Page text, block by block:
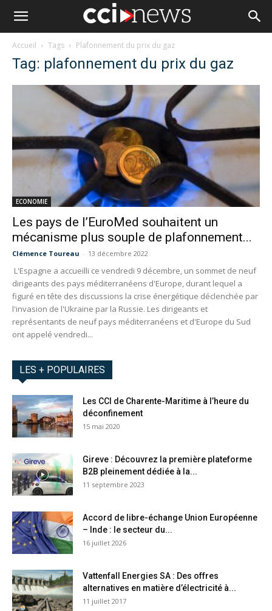
Accueil Tags Plafonnement du prix du gaz
Tag: plafonnement du prix du gaz
ECONOMIE
Les pays de l’EuroMed souhaitent un
mécanisme plus souple de plafonnement...
Clémence Toureau - 13 décembre 2022
L'Espagne a accueilli ce vendredi 9 décembre, un sommet de neuf
dirigeants des pays méditerranéens d'Europe, durant lequel a
figuré en tête des discussions la crise énergétique déclenchée par
l'invasion de l'Ukraine par la Russie. Les dirigeants et
représentants de neuf pays méditerranéens et d'Europe du Sud
ont appelé vendredi...
LES + POPULAIRES
Les CCI de Charente-Maritime à l’heure du
déconfinement
15 mai 2020
Gireve : Découvrez la première plateforme
B2B pleinement dédiée à la...
11 septembre 2023
Accord de libre-échange Union Européenne
– Inde : le secteur du...
16 juillet 2026
Vattenfall Energies SA : Des offres
alternatives en matière d’électricité à...
11 juillet 2017